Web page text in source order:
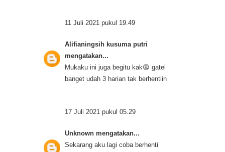
11 Juli 2021 pukul 19.49
Alifianingsih kusuma putri
mengatakan...
Mukaku ini juga begitu kak😩 gatel
banget udah 3 harian tak berhentiin
17 Juli 2021 pukul 05.29
Unknown mengatakan...
Sekarang aku lagi coba berhenti